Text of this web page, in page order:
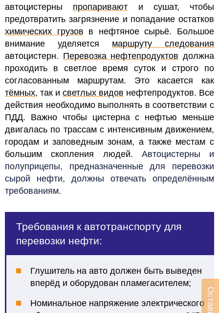
автоцистерны пропаривают и сушат, чтобы
предотвратить загрязнение и попадание остатков
химических грузов в нефтяное сырьё. Большое
внимание уделяется маршруту следования
автоцистерн. Перевозка нефтепродуктов должна
проходить в светлое время суток и строго по
согласованным маршрутам. Это касается как
тёмных, так и светлых видов нефтепродуктов. Все
действия необходимо выполнять в соответствии с
ПДД. Важно чтобы цистерна с нефтью меньше
двигалась по трассам с интенсивным движением,
городам и заповедным зонам, а также местам с
большим скопления людей. Автоцистерны и
полуприцепы, предназначенные для перевозки
сырой нефти, должны отвечать определённым
требованиям.
Требования к автотранспорту для
перевозки нефти:
Глушитель на авто должен быть выведен
вперёд и оборудован пламегасителем;
Номинальное напряжение электрического